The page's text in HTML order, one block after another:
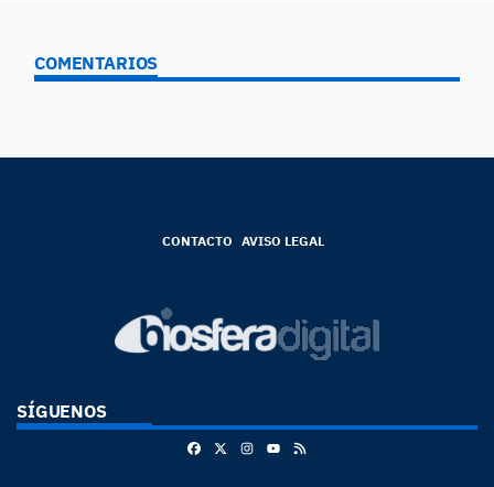
COMENTARIOS
CONTACTO AVISO LEGAL
SÍGUENOS
FacebookInstagram